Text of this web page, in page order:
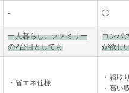
- ◯
一人暮らし、ファミリー
の2台目としても
コンパ
が欲し
・省エネ仕様
・霜取
・高い